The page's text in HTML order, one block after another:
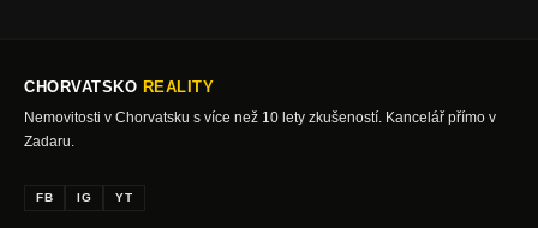
CHORVATSKO REALITY
Nemovitosti v Chorvatsku s více než 10 lety zkušeností. Kancelář přímo v
Zadaru.
FB IG YT